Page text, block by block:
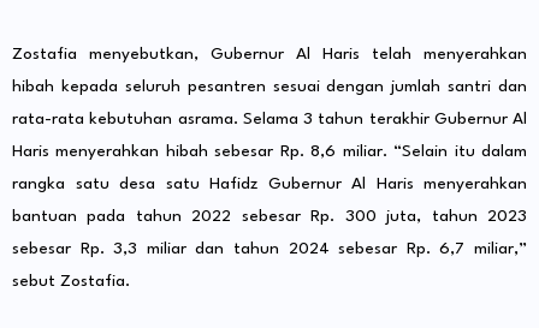
Zostafia menyebutkan, Gubernur Al Haris telah menyerahkan
hibah kepada seluruh pesantren sesuai dengan jumlah santri dan
rata-rata kebutuhan asrama. Selama 3 tahun terakhir Gubernur Al
Haris menyerahkan hibah sebesar Rp. 8,6 miliar. “Selain itu dalam
rangka satu desa satu Hafidz Gubernur Al Haris menyerahkan
bantuan pada tahun 2022 sebesar Rp. 300 juta, tahun 2023
sebesar Rp. 3,3 miliar dan tahun 2024 sebesar Rp. 6,7 miliar,”
sebut Zostafia.